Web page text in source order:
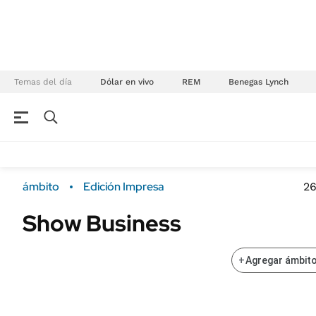
Temas del día Dólar en vivo REM Benegas Lynch
Campo
ENERGY REPORT
ámbito Edición Impresa
Show Business
+Agregar